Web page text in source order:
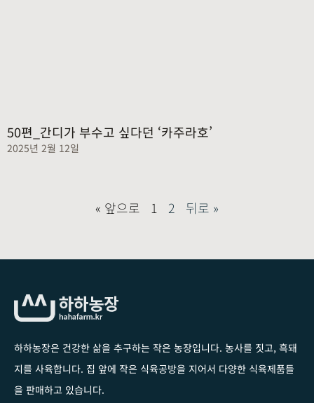
50편_간디가 부수고 싶다던 ‘카주라호’
2025년 2월 12일
« 앞으로 1 2 뒤로 »
하하농장은 건강한 삶을 추구하는 작은 농장입니다. 농사를 짓고, 흑돼
지를 사육합니다. 집 앞에 작은 식육공방을 지어서 다양한 식육제품들
을 판매하고 있습니다.